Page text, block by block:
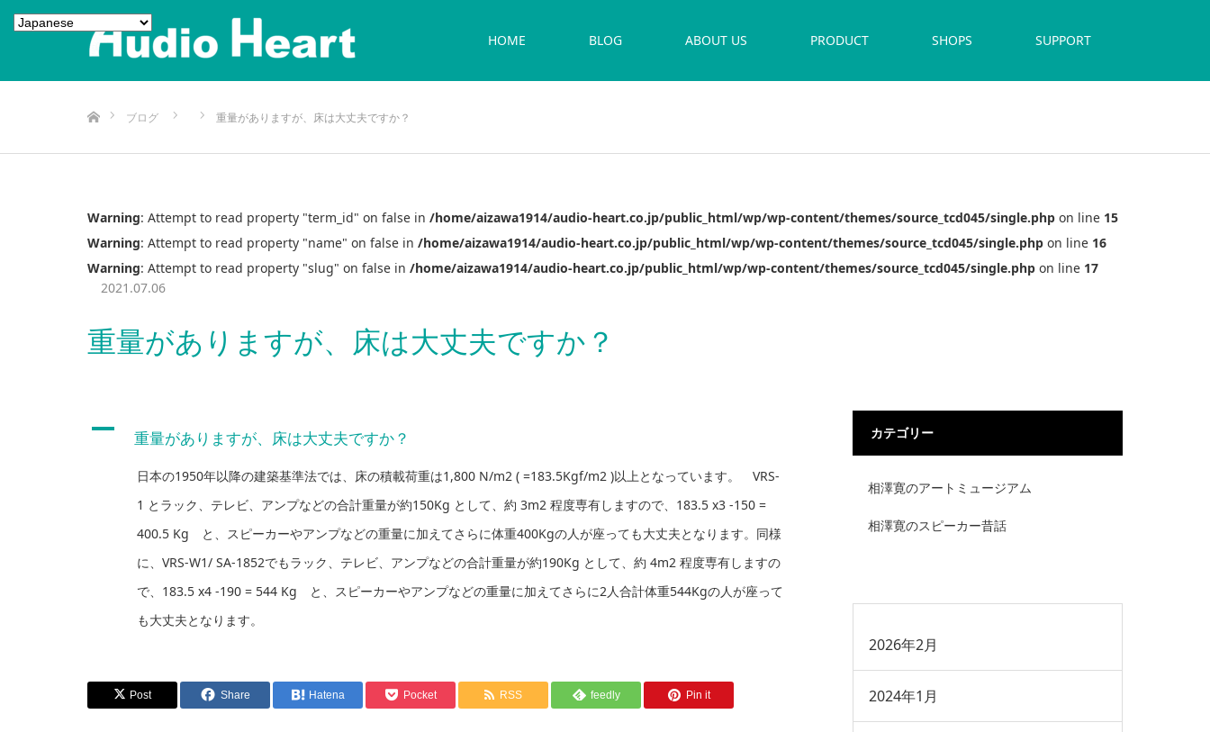
HOME BLOG ABOUT US PRODUCT SHOPS SUPPORT
ブログ
重量がありますが、床は大丈夫ですか？
Warning: Attempt to read property "term_id" on false in /home/aizawa1914/audio-heart.co.jp/public_html/wp/wp-content/themes/source_tcd045/single.php on line 15
Warning: Attempt to read property "name" on false in /home/aizawa1914/audio-heart.co.jp/public_html/wp/wp-content/themes/source_tcd045/single.php on line 16
Warning: Attempt to read property "slug" on false in /home/aizawa1914/audio-heart.co.jp/public_html/wp/wp-content/themes/source_tcd045/single.php on line 17
2021.07.06
重量がありますが、床は大丈夫ですか？
A 重量がありますが、床は大丈夫ですか？
日本の1950年以降の建築基準法では、床の積載荷重は1,800 N/m2 ( =183.5Kgf/m2 )以上となっています。 VRS-
1 とラック、テレビ、アンプなどの合計重量が約150Kg として、約 3m2 程度専有しますので、183.5 x3 -150 =
400.5 Kg と、スピーカーやアンプなどの重量に加えてさらに体重400Kgの人が座っても大丈夫となります。同様
に、VRS-W1/ SA-1852でもラック、テレビ、アンプなどの合計重量が約190Kg として、約 4m2 程度専有しますの
で、183.5 x4 -190 = 544 Kg と、スピーカーやアンプなどの重量に加えてさらに2人合計体重544Kgの人が座って
も大丈夫となります。
Post Share Hatena Pocket RSS feedly Pin it
カテゴリー
相澤寛のアートミュージアム
相澤寛のスピーカー昔話
2026年2月
2024年1月